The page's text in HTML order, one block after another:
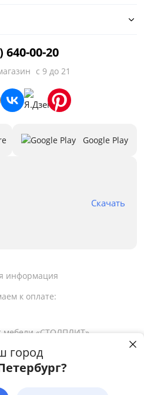
использование cookie-
улучшения предложения и сервиса
город
640-00-20
с 9 до 21
Google Play
Скачать
мебели «СТОЛПЛИТ»
к оплате:
информация